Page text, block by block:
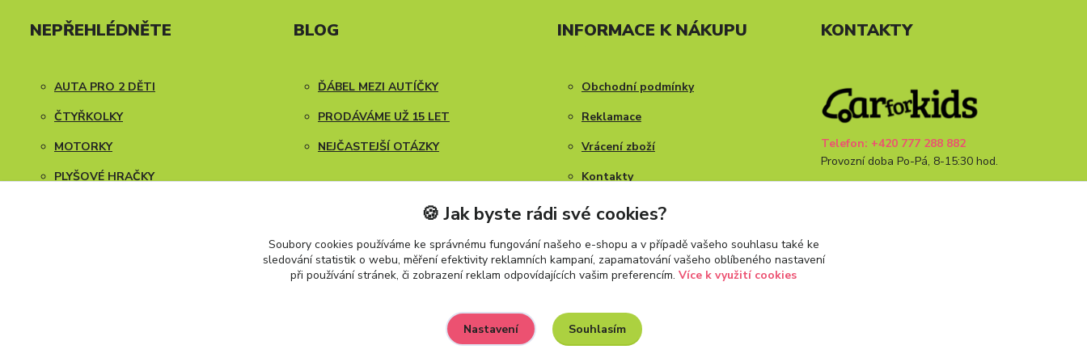
NEPŘEHLÉDNĚTE
AUTA PRO 2 DĚTI
ČTYŘKOLKY
MOTORKY
PLYŠOVÉ HRAČKY
BLOG
ĎÁBEL MEZI AUTÍČKY
PRODÁVÁME UŽ 15 LET
NEJČASTEJŠÍ OTÁZKY
INFORMACE K NÁKUPU
Obchodní podmínky
Reklamace
Vrácení zboží
Kontakty
Blog
KONTAKTY
Telefon: +420 777 288 882
Provozní doba Po-Pá, 8-15:30 hod.
🍪 Jak byste rádi své cookies?
Soubory cookies používáme ke správnému fungování našeho e-shopu a v případě vašeho souhlasu také ke
sledování statistik o webu, měření efektivity reklamních kampaní, zapamatování vašeho oblíbeného nastavení
při používání stránek, či zobrazení reklam odpovídajících vašim preferencím. Více k využití cookies
Nastavení Souhlasím